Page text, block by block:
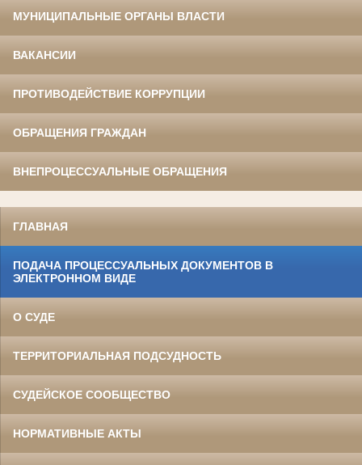
МУНИЦИПАЛЬНЫЕ ОРГАНЫ ВЛАСТИ
ВАКАНСИИ
ПРОТИВОДЕЙСТВИЕ КОРРУПЦИИ
ОБРАЩЕНИЯ ГРАЖДАН
ВНЕПРОЦЕССУАЛЬНЫЕ ОБРАЩЕНИЯ
ГЛАВНАЯ
ПОДАЧА ПРОЦЕССУАЛЬНЫХ ДОКУМЕНТОВ В
ЭЛЕКТРОННОМ ВИДЕ
О СУДЕ
ТЕРРИТОРИАЛЬНАЯ ПОДСУДНОСТЬ
СУДЕЙСКОЕ СООБЩЕСТВО
НОРМАТИВНЫЕ АКТЫ